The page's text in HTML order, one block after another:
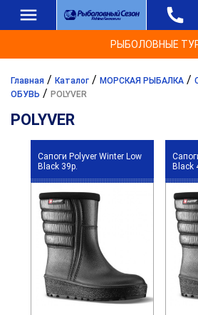
РЫБОЛОВНЫЕ
Главная / Каталог / МОРСКАЯ РЫБАЛКА /
ОБУВЬ / POLYVER
POLYVER
Сапоги Polyver Winter Low
Black 39р.
Black